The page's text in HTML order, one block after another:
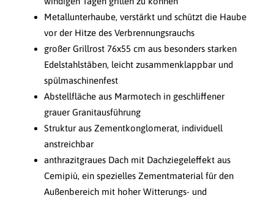
Metallunterhaube, verstärkt und schützt die Haube
vor der Hitze des Verbrennungsrauchs
großer Grillrost 76x55 cm aus besonders starken
Edelstahlstäben, leicht zusammenklappbar und
spülmaschinenfest
Abstellfläche aus Marmotech in geschliffener
grauer Granitausführung
Struktur aus Zementkonglomerat, individuell
anstreichbar
anthrazitgraues Dach mit Dachziegeleffekt aus
Cemipiù, ein spezielles Zementmaterial für den
Außenbereich mit hoher Witterungs- und